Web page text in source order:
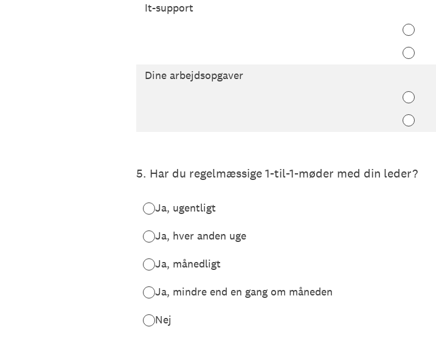
It-support
Dine arbejdsopgaver
5. Har du regelmæssige 1-til-1-møder med din leder?
Ja, ugentligt
Ja, hver anden uge
Ja, månedligt
Ja, mindre end en gang om måneden
Nej